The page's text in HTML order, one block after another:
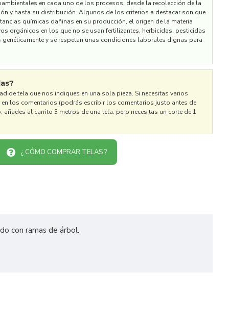
¿ CÓMO COMPRAR TELAS ?
en cada uno de los procesos, desde la recolección de la
y hasta su distribución. Algunos de los criterios a destacar son que
químicas dañinas en su producción, el origen de la materia
orgánicos en los que no se usan fertilizantes, herbicidas, pesticidas
y se respetan unas condiciones laborales dignas para
de tela que nos indiques en una sola pieza. Si necesitas varios
los comentarios (podrás escribir los comentarios justo antes de
al carrito 3 metros de una tela, pero necesitas un corte de 1
con ramas de árbol.